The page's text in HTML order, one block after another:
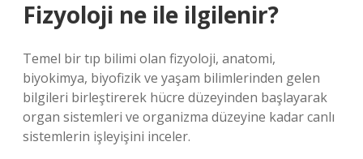
Fizyoloji ne ile ilgilenir?
Temel bir tıp bilimi olan fizyoloji, anatomi,
biyokimya, biyofizik ve yaşam bilimlerinden gelen
bilgileri birleştirerek hücre düzeyinden başlayarak
organ sistemleri ve organizma düzeyine kadar canlı
sistemlerin işleyişini inceler.